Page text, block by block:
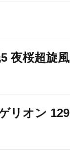
夜桜超旋
リオン 129